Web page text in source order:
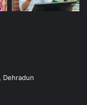
Dehradun